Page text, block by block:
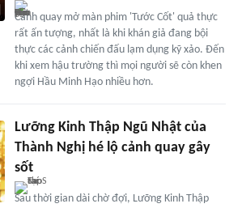
Cảnh quay mở màn phim 'Tước Cốt' quả thực
rất ấn tượng, nhất là khi khán giả đang bội
thực các cảnh chiến đấu lạm dụng kỹ xảo. Đến
khi xem hậu trường thì mọi người sẽ còn khen
ngợi Hầu Minh Hạo nhiều hơn.
Lưỡng Kinh Thập Ngũ Nhật của
Thành Nghị hé lộ cảnh quay gây
sốt
Sau thời gian dài chờ đợi, Lưỡng Kinh Thập